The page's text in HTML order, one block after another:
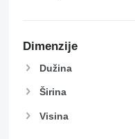
Dimenzije
Dužina
Širina
Visina